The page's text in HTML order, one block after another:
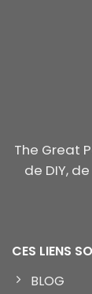
The Great
de DIY,
CES LIENS
BLOG